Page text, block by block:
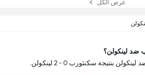
عرض الكل
ضد لينكولن؟
بنتيجة سكنثورب 0 - 2 لينكولن.